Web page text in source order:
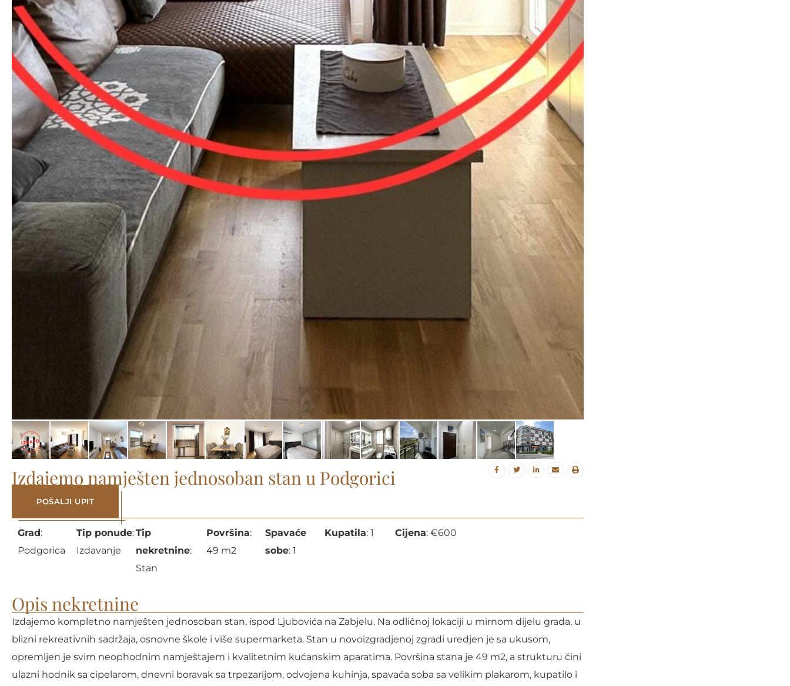
Izdajemo namješten jednosoban stan u Podgorici
POŠALJI UPIT
Grad:
Podgorica
Tip ponude:
Izdavanje
Tip
nekretnine:
Stan
Površina:
49 m2
Spavaće
sobe:1
Kupatila: 1 Cijena:€600
Opis nekretnine
Izdajemo kompletno namješten jednosoban stan, ispod Ljubovića na Zabjelu. Na odličnoj lokaciji u mirnom dijelu grada, u
blizni rekreativnih sadržaja, osnovne škole i više supermarketa. Stan u novoizgradjenoj zgradi uredjen je sa ukusom,
opremljen je svim neophodnim namještajem i kvalitetnim kućanskim aparatima. Površina stana je 49 m2, a strukturu čini
ulazni hodnik sa cipelarom, dnevni boravak sa trpezarijom, odvojena kuhinja, spavaća soba sa velikim plakarom, kupatilo i